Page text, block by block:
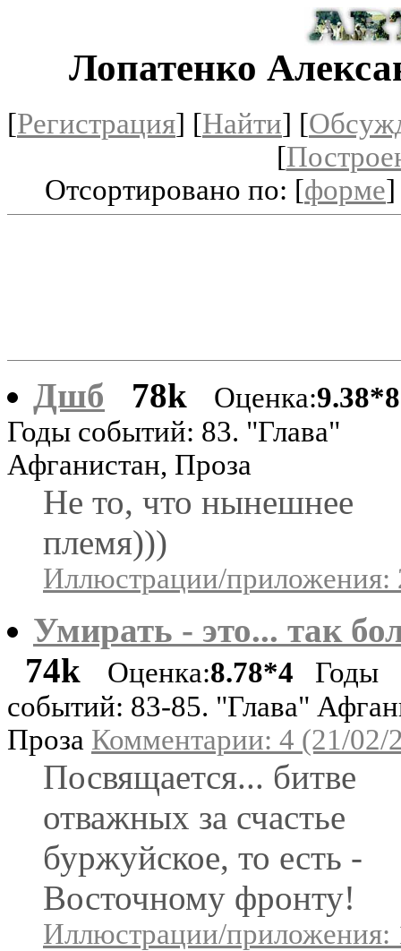
Лопатенко
[Регистрация] [Найти] [
[
Отсортировано по: [форме
Дшб 78k Оценка:9.38*8
Годы событий: 83. "Глава"
Афганистан, Проза
Не то, что нынешнее
племя)))
Иллюстрации/приложения:
Умирать - это... так
74k
Оценка:8.78*4 Годы
событий: 83-85. "Глава"
Проза Комментарии: 4 (21/02/
Посвящается... битве
отважных за счастье
буржуйское, то есть -
Восточному фронту!
Иллюстрации/приложения: